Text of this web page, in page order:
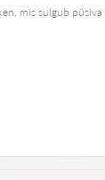
mis sulgub püsiva